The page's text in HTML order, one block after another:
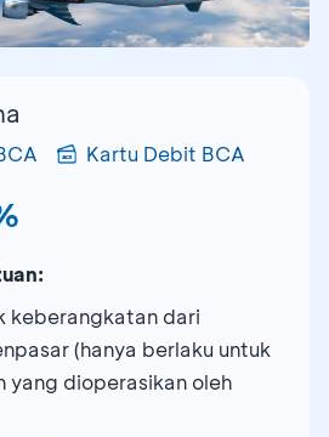
Kartu Debit BCA
keberangkatan dari
(hanya berlaku untuk
yang dioperasikan oleh